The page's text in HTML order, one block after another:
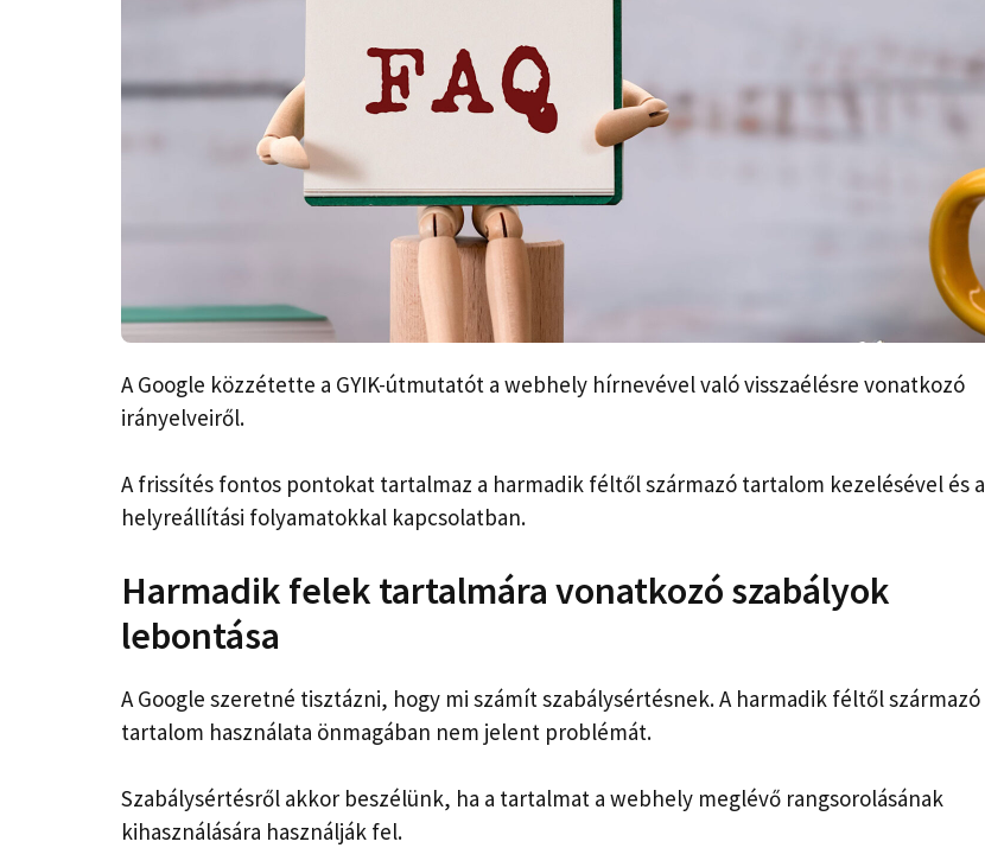
A Google közzétette a GYIK-útmutatót a webhely hírnevével való visszaélésre vonatkozó
irányelveiről.
A frissítés fontos pontokat tartalmaz a harmadik féltől származó tartalom kezelésével és a
helyreállítási folyamatokkal kapcsolatban.
Harmadik felek tartalmára vonatkozó szabályok
lebontása
A Google szeretné tisztázni, hogy mi számít szabálysértésnek. A harmadik féltől származó
tartalom használata önmagában nem jelent problémát.
Szabálysértésről akkor beszélünk, ha a tartalmat a webhely meglévő rangsorolásának
kihasználására használják fel.